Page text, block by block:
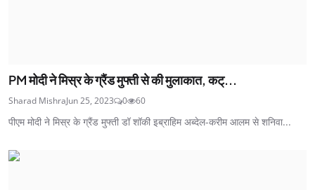
PM मोदी ने मिस्र के ग्रैंड मुफ्ती से की मुलाकात, कट्...
Sharad MishraJun 25, 2023 0 60
पीएम मोदी ने मिस्र के ग्रैंड मुफ्ती डॉ शॉकी इब्राहिम अब्देल-करीम आलम से शनिवा...